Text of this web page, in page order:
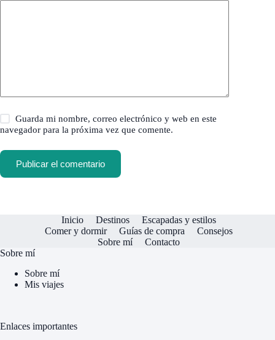
Guarda mi nombre, correo electrónico y web en este
navegador para la próxima vez que comente.
Publicar el comentario
Inicio Destinos
Escapadas y estilos
Comer y dormir
Guías de compra
Consejos
Sobre mí
Contacto
Sobre mí
Sobre mí
Mis viajes
Enlaces importantes